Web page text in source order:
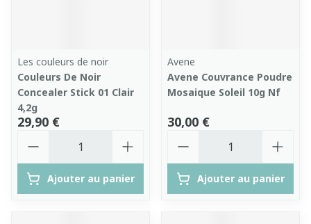
Les couleurs de noir
Couleurs De Noir
Concealer Stick 01 Clair
4,2g
29,90 €
Ajouter au panier
Avene
Avene Couvrance Poudre
Mosaique Soleil 10g Nf
30,00 €
Ajouter au panier